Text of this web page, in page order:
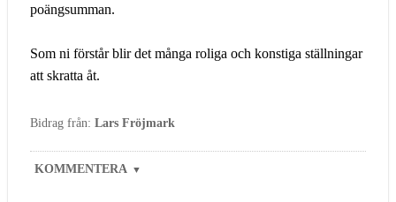
poängsumman.
Som ni förstår blir det många roliga och konstiga ställningar
att skratta åt.
Bidrag från: Lars Fröjmark
KOMMENTERA ▼